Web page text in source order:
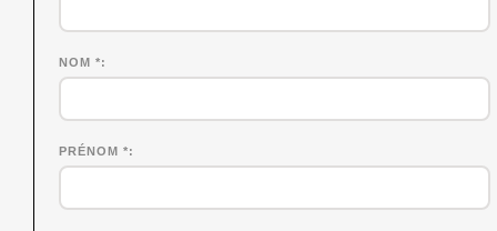
NOM *
PRÉNOM *